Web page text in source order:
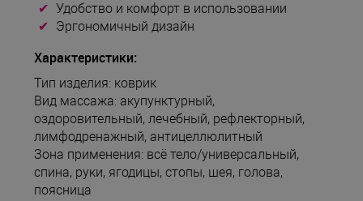
Удобство и комфорт в использовании
Эргономичный дизайн
Характеристики:
Тип изделия: коврик
Вид массажа: акупунктурный,
оздоровительный, лечебный, рефлекторный,
лимфодренажный, антицеллюлитный
Зона применения: всё тело/универсальный,
спина, руки, ягодицы, стопы, шея, голова,
поясница